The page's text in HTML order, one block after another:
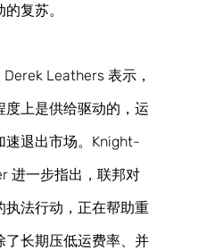
复苏。
Leathers 表示，
上是供给驱动的，运
速退出市场。Knight-
进一步指出，联邦对
执法行动，正在帮助重
了长期压低运费率、并